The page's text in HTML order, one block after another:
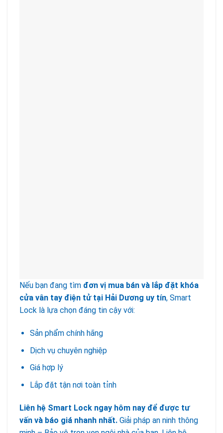
Nếu bạn đang tìm đơn vị mua bán và lắp đặt khóa
cửa vân tay điện tử tại Hải Dương uy tín, Smart
Lock là lựa chọn đáng tin cậy với:
Sản phẩm chính hãng
Dịch vụ chuyên nghiệp
Giá hợp lý
Lắp đặt tận nơi toàn tỉnh
Liên hệ Smart Lock ngay hôm nay để được tư
vấn và báo giá nhanh nhất. Giải pháp an ninh thông